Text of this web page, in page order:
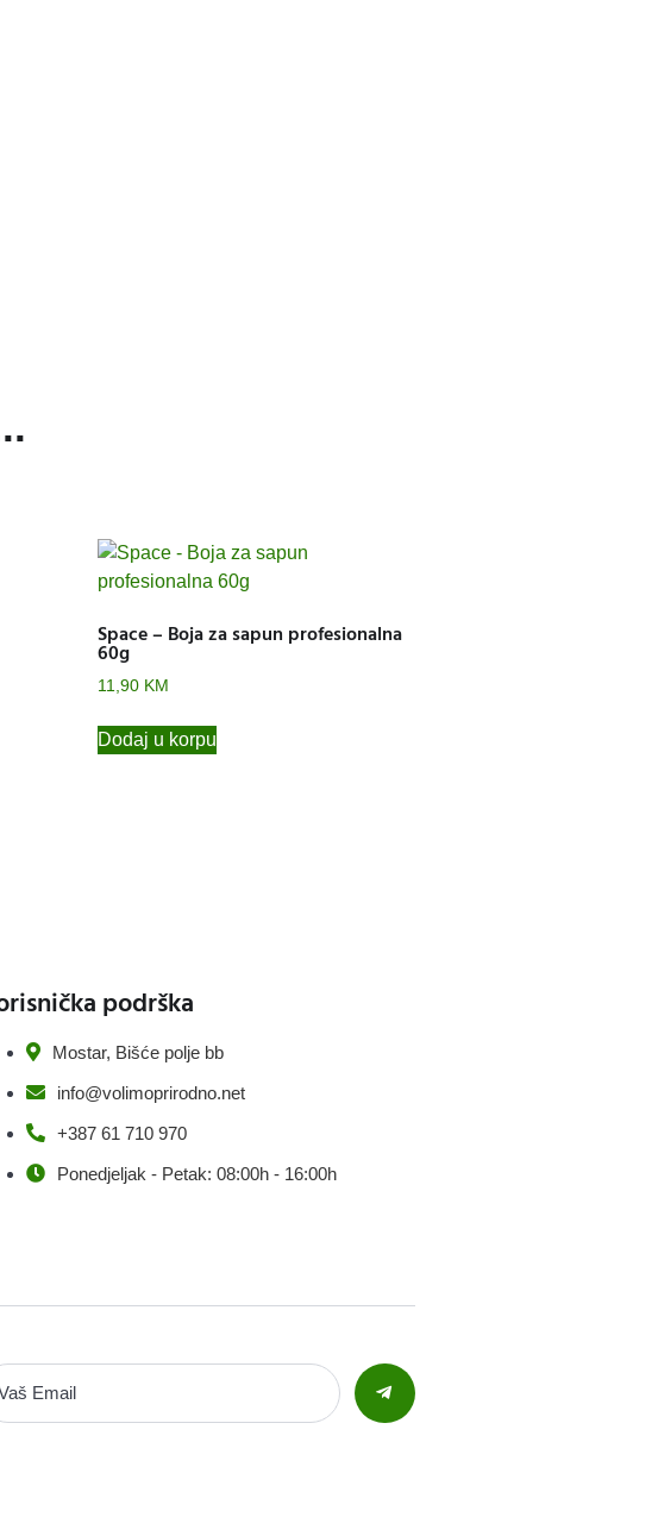
Space – Boja za sapun profesionalna
60g
11,90 KM
Dodaj u korpu
podrška
Mostar, Bišće polje bb
info@volimoprirodno.net
+387 61 710 970
Ponedjeljak - Petak: 08:00h - 16:00h